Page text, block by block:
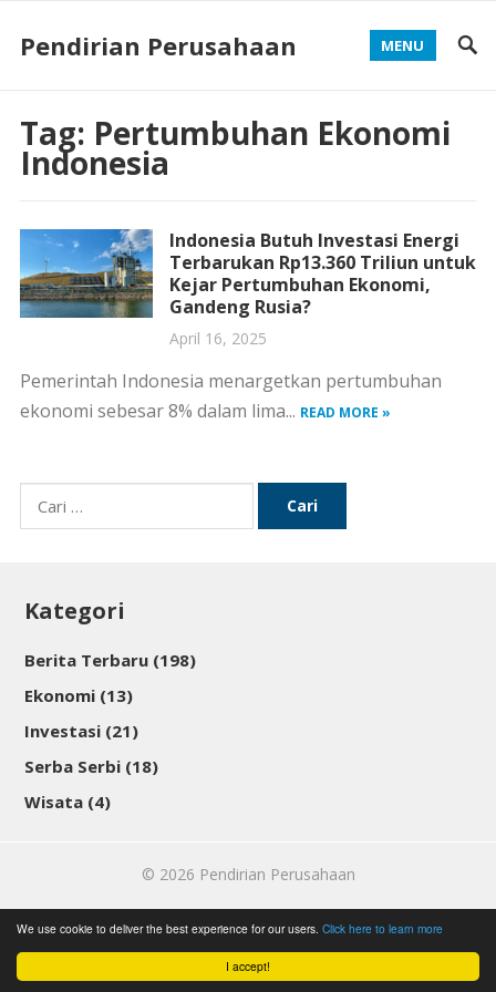
I accept!
We use cookie to deliver the best experience for our users. Click here to learn more
Pendirian Perusahaan MENU
Tag: Pertumbuhan Ekonomi
Indonesia
Indonesia Butuh Investasi Energi
Terbarukan Rp13.360 Triliun untuk
Kejar Pertumbuhan Ekonomi,
Gandeng Rusia?
April 16, 2025
Pemerintah Indonesia menargetkan pertumbuhan
ekonomi sebesar 8% dalam lima... READ MORE »
Cari
untuk:
Kategori
Berita Terbaru (198)
Ekonomi (13)
Investasi (21)
Serba Serbi (18)
Wisata (4)
© 2026 Pendirian Perusahaan